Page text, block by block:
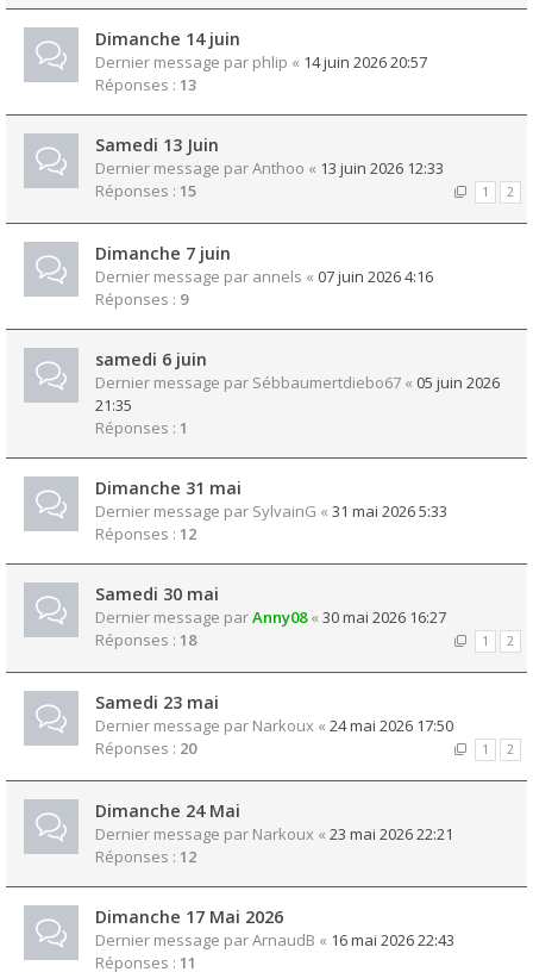
Dimanche 14 juin
Dernier message par phlip « 14 juin 2026 20:57
Réponses : 13
Samedi 13 Juin
Dernier message parAnthoo « 13 juin 2026 12:33
Réponses : 15 1 2
Dimanche 7 juin
Dernier message par annels « 07 juin 2026 4:16
Réponses : 9
samedi 6 juin
Dernier message par Sébbaumertdiebo67 « 05 juin 2026
21:35
Réponses : 1
Dimanche 31 mai
Dernier message par SylvainG « 31 mai 2026 5:33
Réponses : 12
Samedi 30 mai
Dernier message parAnny08« 30 mai 2026 16:27
Réponses : 18 1 2
Samedi 23 mai
Dernier message par Narkoux « 24 mai 2026 17:50
Réponses : 20 1 2
Dimanche 24 Mai
Dernier message par Narkoux « 23 mai 2026 22:21
Réponses : 12
Dimanche 17 Mai 2026
Dernier message parArnaudB « 16 mai 2026 22:43
Réponses : 11